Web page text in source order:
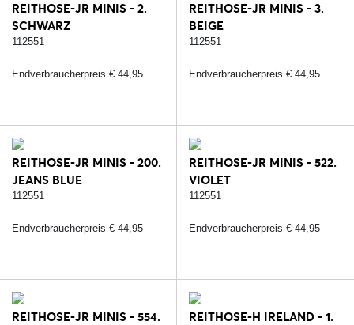
REITHOSE-JR MINIS - 2.
SCHWARZ
112551
Endverbraucherpreis € 44,95
REITHOSE-JR MINIS - 3.
BEIGE
112551
Endverbraucherpreis € 44,95
REITHOSE-JR MINIS - 200.
JEANS BLUE
112551
Endverbraucherpreis € 44,95
REITHOSE-JR MINIS - 522.
VIOLET
112551
Endverbraucherpreis € 44,95
REITHOSE-JR MINIS - 554.
REITHOSE-H IRELAND - 1.